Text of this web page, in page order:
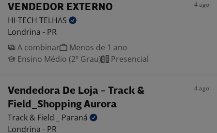
VENDEDOR EXTERNO 4 ago
HI-TECH TELHAS
Londrina - PR
A combinar
Menos de 1 ano
Ensino Médio (2º Grau)
Presencial
Vendedora De Loja - Track &
Field_Shopping Aurora
4 ago
Track & Field _ Paraná
Londrina - PR